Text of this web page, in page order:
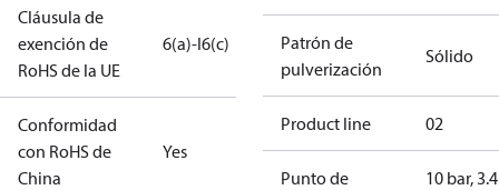
Cláusula de
exención de
RoHS de la UE
6(a)-I6(c)
Conformidad
con RoHS de
China
Yes
Patrón de
pulverización
Sólido
Product line 02
Punto de
10 bar, 3.4